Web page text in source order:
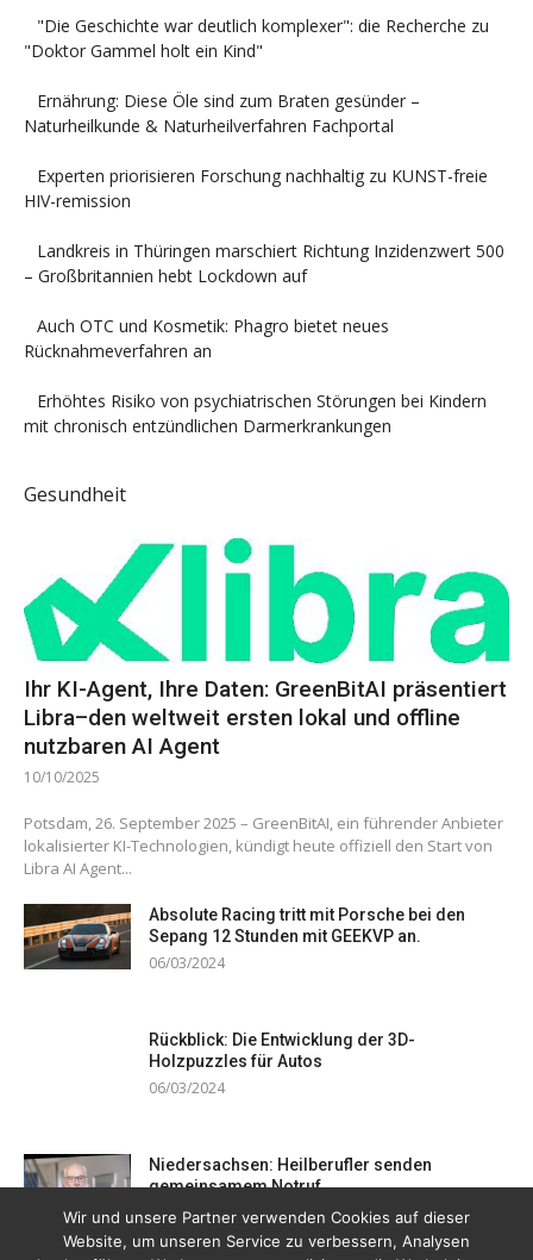
"Die Geschichte war deutlich komplexer": die Recherche zu
"Doktor Gammel holt ein Kind"
Ernährung: Diese Öle sind zum Braten gesünder –
Naturheilkunde & Naturheilverfahren Fachportal
Experten priorisieren Forschung nachhaltig zu KUNST-freie
HIV-remission
Landkreis in Thüringen marschiert Richtung Inzidenzwert 500
– Großbritannien hebt Lockdown auf
Auch OTC und Kosmetik: Phagro bietet neues
Rücknahmeverfahren an
Erhöhtes Risiko von psychiatrischen Störungen bei Kindern
mit chronisch entzündlichen Darmerkrankungen
Gesundheit
Ihr KI-Agent, Ihre Daten: GreenBitAI präsentiert
Libra–den weltweit ersten lokal und offline
nutzbaren AI Agent
10/10/2025
Potsdam, 26. September 2025 – GreenBitAI, ein führender Anbieter
lokalisierter KI-Technologien, kündigt heute offiziell den Start von
Libra AI Agent...
Absolute Racing tritt mit Porsche bei den
Sepang 12 Stunden mit GEEKVP an.
06/03/2024
Rückblick: Die Entwicklung der 3D-
Holzpuzzles für Autos
06/03/2024
Niedersachsen: Heilberufler senden
gemeinsamem Notruf
19/12/2023
Wir und unsere Partner verwenden Cookies auf dieser
Website, um unseren Service zu verbessern, Analysen